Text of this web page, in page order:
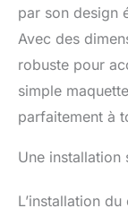
par son design
Avec des
robuste pour
simple
parfaitement à
Une installation
L’installation